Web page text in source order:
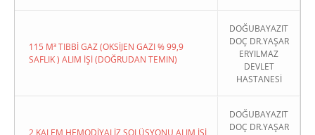
115 M³ TIBBİ GAZ (OKSİJEN GAZI % 99,9
SAFLIK ) ALIM İŞİ (DOĞRUDAN TEMIN)
DOĞUBAYAZIT
DOÇ DR.YAŞAR
ERYILMAZ
DEVLET
HASTANESİ
2 KALEM HEMODİYALİZ SOLÜSYONU ALIM İŞİ
DOĞUBAYAZIT
DOÇ DR.YAŞAR